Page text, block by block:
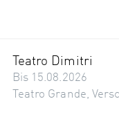
Teatro Dimitri
Bis 15.08.2026
Teatro Grande,